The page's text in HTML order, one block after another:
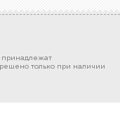
только при наличии